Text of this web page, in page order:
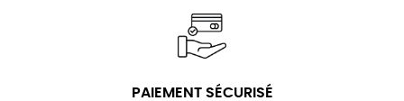
PAIEMENT SÉCURISÉ